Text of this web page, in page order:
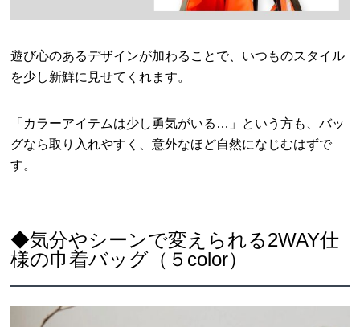
遊び心のあるデザインが加わることで、いつものスタイル
を少し新鮮に見せてくれます。
「カラーアイテムは少し勇気がいる…」という方も、バッ
グなら取り入れやすく、意外なほど自然になじむはずで
す。
◆気分やシーンで変えられる2WAY仕
様の巾着バッグ（５color）